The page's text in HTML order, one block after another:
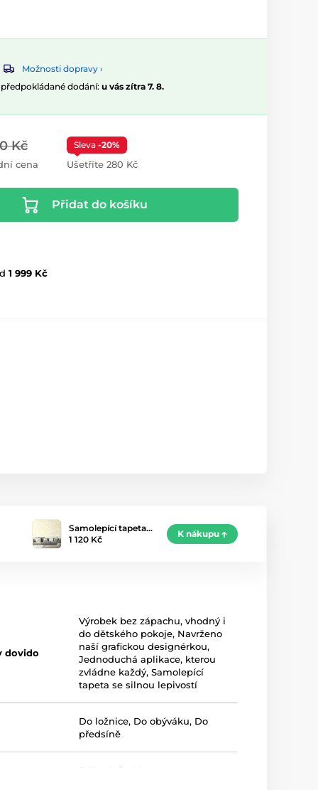
Možnosti dopravy ›
dodání: u vás zítra 7. 8.
Kč
cena
Sleva -20%
Ušetříte 280 Kč
Přidat do košíku
1 999 Kč
Samolepící tapeta…
1 120 Kč
K nákupu
dovido
Výrobek bez zápachu, vhodný i
do dětského pokoje, Navrženo
naší grafickou designérkou,
Jednoduchá aplikace, kterou
zvládne každý,Samolepící
tapeta se silnou lepivostí
Do ložnice, Do obýváku, Do
předsíně
Šedá